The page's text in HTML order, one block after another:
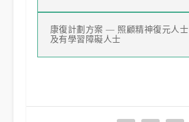
康復計劃方案 ― 照顧精神復元人士
及有學習障礙人士